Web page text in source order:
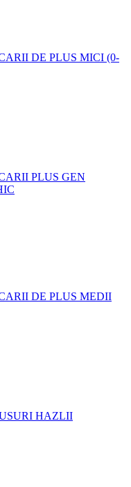
DE PLUS MICI (0-
PLUS GEN
DE PLUS MEDII
HAZLII